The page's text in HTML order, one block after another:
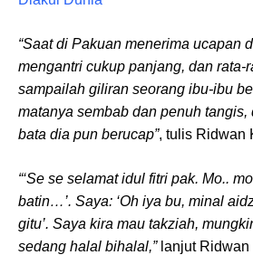
“Saat di Pakuan menerima ucapan
mengantri cukup panjang, dan rata-
sampailah giliran seorang ibu-ibu
matanya sembab dan penuh tangis,
bata dia pun berucap”, tulis Ridwan
“‘Se se selamat idul fitri pak. Mo..
batin…’. Saya: ‘Oh iya bu, minal
gitu’. Saya kira mau takziah,
sedang halal bihalal,”lanjut Ridwan